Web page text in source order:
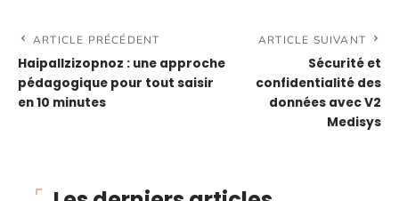
ARTICLE PRÉCÉDENT
Haipallzizopnoz : une approche
pédagogique pour tout saisir
en 10 minutes
ARTICLE SUIVANT
Sécurité et
confidentialité des
données avec V2
Medisys